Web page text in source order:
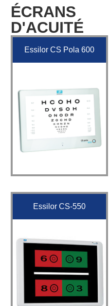
ÉCRANS
D'ACUITÉ
Essilor CS Pola 600
Essilor CS-550